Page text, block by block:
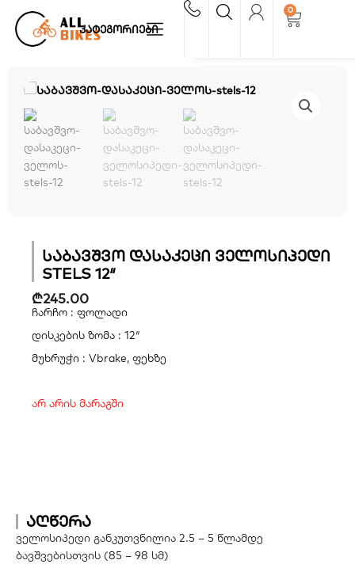
content
კატეგორიები
0
Cart
საბავშვო დასაკეცი ველოსიპედი
STELS 12″
₾245.00
ჩარჩო : ფოლადი
დისკების ზომა : 12″
მუხრუჭი : Vbrake, ფეხზე
არ არის მარაგში
აღწერა
ველოსიპედი განკუთვნილია 2.5 – 5 წლამდე
ბავშვებისთვის (85 – 98 სმ)